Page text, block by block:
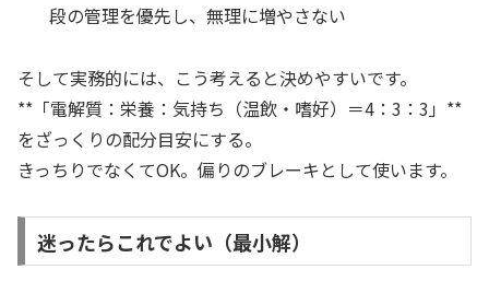
段の管理を優先し、無理に増やさない
そして実務的には、こう考えると決めやすいです。
**「電解質：栄養：気持ち（温飲・嗜好）＝4：3：3」**
をざっくりの配分目安にする。
きっちりでなくてOK。偏りのブレーキとして使います。
迷ったらこれでよい（最小解）